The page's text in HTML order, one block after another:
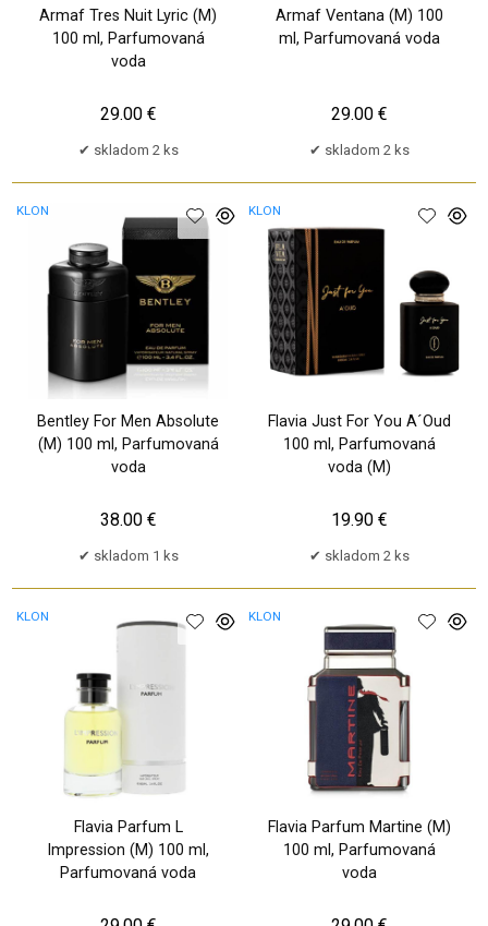
Armaf Tres Nuit Lyric (M)
100 ml, Parfumovaná
voda
skladom 2 ks
29.00 €
Armaf Ventana (M) 100
ml, Parfumovaná voda
skladom 2 ks
29.00 €
Bentley For Men Absolute
(M) 100 ml, Parfumovaná
voda
KLON
skladom 1 ks
38.00 €
Flavia Just For You A´Oud
100 ml, Parfumovaná
voda (M)
KLON
skladom 2 ks
19.90 €
Flavia Parfum L
Impression (M) 100 ml,
Parfumovaná voda
KLON
Flavia Parfum Martine (M)
100 ml, Parfumovaná
voda
KLON